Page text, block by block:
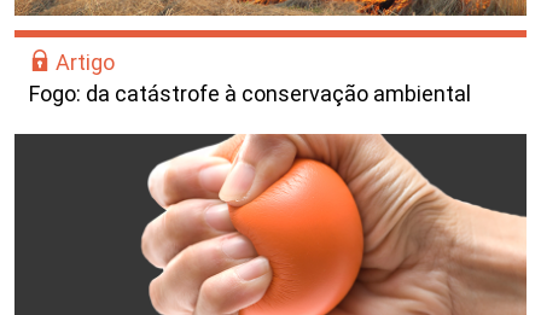
Artigo
Fogo: da catástrofe à conservação ambiental